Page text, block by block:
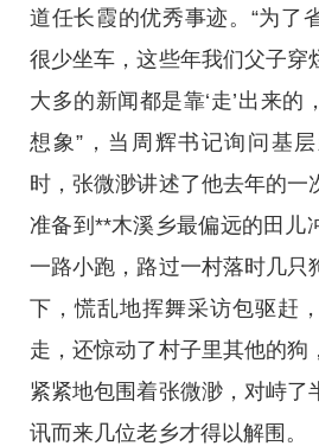
道任长霞的优秀事迹。“为了
很少坐车，这些年我们父子穿
大多的新闻都是靠‘走’出来的
想象”，当周辉书记询问基
时，张微渺讲述了他去年的一
准备到**木溪乡最偏远的田儿
一路小跑，路过一村落时几只
下，慌乱地挥舞采访包驱赶
走，还惊动了村子里其他的狗
紧紧地包围着张微渺，对峙了
讯而来几位老乡才得以解围。